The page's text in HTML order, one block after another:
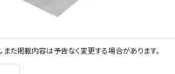
た掲載内容は予告なく変更する場合があります。